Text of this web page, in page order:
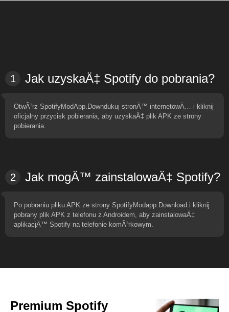
1 Jak uzyskaÄ‡ Spotify do pobrania?
OtwÃ³rz SpotifyModApp.Downdukuj stronÄ™ internetowÄ… i kliknij
oficjalny przycisk pobierania, aby uzyskaÄ‡ plik APK ze strony
pobierania.
2 Jak mogÄ™ zainstalowaÄ‡ Spotify?
Po pobraniu pliku APK ze strony SpotifyModapp.Download i kliknij
pobrany plik APK z telefonu z Androidem, aby zainstalowaÄ‡
aplikacjÄ™ Spotify na telefonie komÃ³rkowym.
Premium Spotify